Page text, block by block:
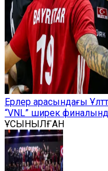
Ерлер арасындағы
“VNL” ширек
ҰСЫНЫЛҒАН